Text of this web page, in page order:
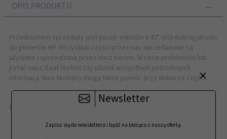
OPIS PRODUKTU
Przedmiotem sprzedaży jest pasek enkodera 42" (A0) dobrej jakości
do ploterów HP. Wszystkie części przez nas sprzedawane są
używane i sprawdzane przez nasz serwis. W razie problemów lub
pytań nasz dział techniczny udzieli wszystkich potrzebnych
informacji. Nasi technicy mogą także pomóc przy doborze części.
Specyfikacja techniczna:
C7770-60013 / C7770-60002
×
Newsletter
Zapisz się do newslettera i bądź na bieżąco z naszą ofertą